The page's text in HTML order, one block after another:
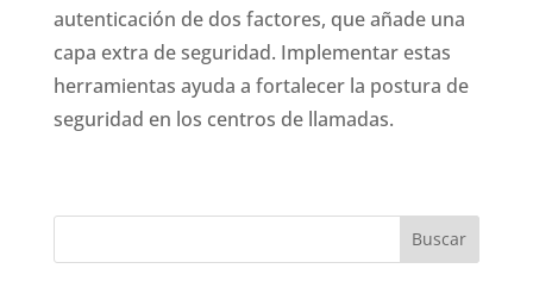
autenticación de dos factores, que añade una
capa extra de seguridad. Implementar estas
herramientas ayuda a fortalecer la postura de
seguridad en los centros de llamadas.